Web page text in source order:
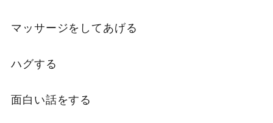
マッサージをしてあげる
ハグする
面白い話をする